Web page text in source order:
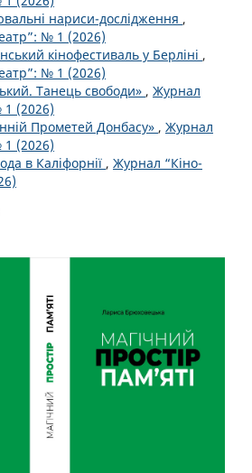
нариси-дослідження ,
№ 1 (2026)
кінофестиваль у Берліні ,
№ 1 (2026)
Танець свободи» , Журнал
1 (2026)
Прометей Донбасу» , Журнал
1 (2026)
в Каліфорнії , Журнал “Кіно-